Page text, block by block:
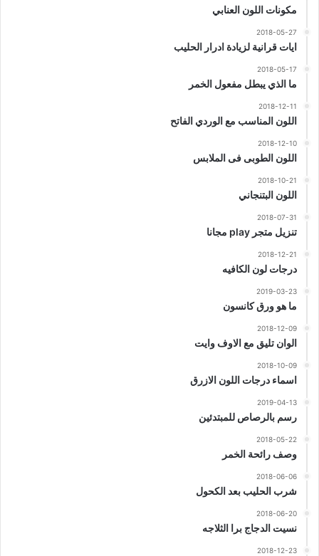
مكونات اللون العنابي
2018-05-27
ايات قرانية لزيادة ادرار الحليب
2018-05-17
ما الذي يبطل مفعول الخمر
2018-12-11
اللون المناسب مع الوردي الفاتح
2018-12-10
اللون الطوبى فى الملابس
2018-10-21
اللون البتنجاني
2018-07-31
تنزيل متجر play مجانا
2018-12-21
درجات لون الكافيه
2019-03-23
ما هو ورق كانسون
2018-12-09
الوان تليق مع الاوف وايت
2018-10-09
اسماء درجات اللون الازرق
2019-04-13
رسم بالرصاص للمبتدئين
2018-05-22
وصف رائحة الخمر
2018-06-06
شرب الحليب بعد الكحول
2018-06-20
نسيت الدجاج برا الثلاجه
2018-12-23